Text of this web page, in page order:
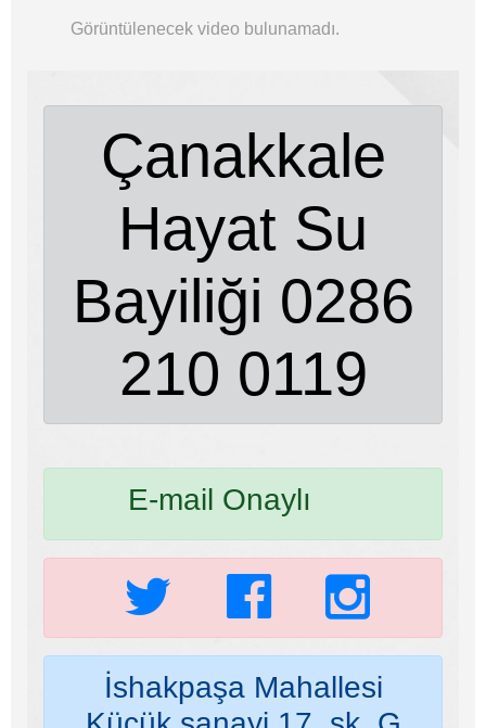
Görüntülenecek video bulunamadı.
Çanakkale
Hayat Su
Bayiliği 0286
210 0119
E-mail Onaylı
İshakpaşa Mahallesi